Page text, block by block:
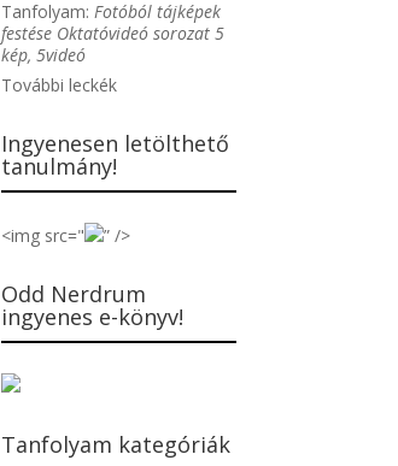
Tanfolyam:Fotóból tájképek
festése Oktatóvideó sorozat 5
kép, 5videó
További leckék
Ingyenesen letölthető
tanulmány!
<img src=" ” />
Odd Nerdrum
ingyenes e-könyv!
Tanfolyam kategóriák